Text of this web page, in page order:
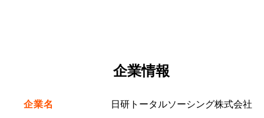
企業情報
企業名 日研トータルソーシング株式会社